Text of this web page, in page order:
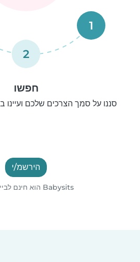
1
2
חפשו
סננו על סמך הצרכים שלכם ועיינו
הירשמ/י
Babysits הוא חינם לבייביסיטריות!